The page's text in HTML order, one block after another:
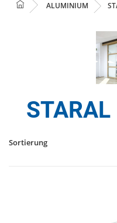
ALUMINIUM
STARAL
Sortierung